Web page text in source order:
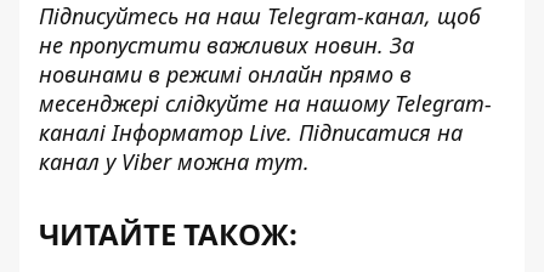
Підписуйтесь на наш Telegram-канал, щоб
не пропустити важливих новин. За
новинами в режимі онлайн прямо в
месенджері слідкуйте на нашому Telegram-
каналіІнформатор Live. Підписатися на
канал у Viber можна тут.
ЧИТАЙТЕ ТАКОЖ: